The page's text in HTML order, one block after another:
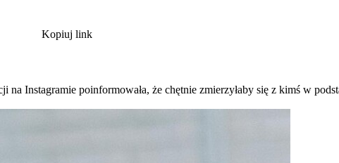
Kopiuj link
Instagramie poinformowała, że chętnie zmierzyłaby się z kimś w